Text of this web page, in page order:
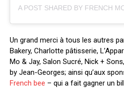
Un grand merci à tous les autres
Bakery, Charlotte pâtisserie,
Mo & Jay, Salon Sucré, Nick +
by Jean-Georges; ainsi qu’aux
French bee – qui a fait gagner un